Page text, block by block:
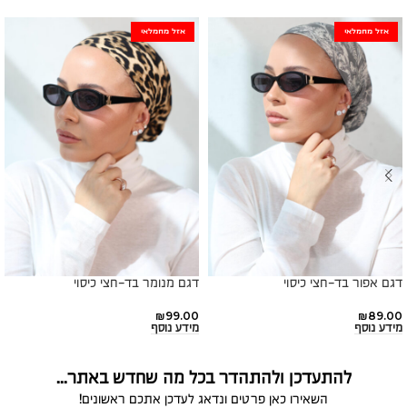
אזל מהמלאי
דגם אפור בד-חצי כיסוי
₪89.00
מידע נוסף
אזל מהמלאי
דגם מנומר בד-חצי כיסוי
₪99.00
מידע נוסף
להתעדכן ולהתהדר בכל מה שחדש באתר...
השאירו כאן פרטים ונדאג לעדכן אתכם ראשונים!